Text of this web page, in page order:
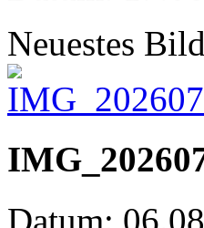
Neuestes Bild
Datum: